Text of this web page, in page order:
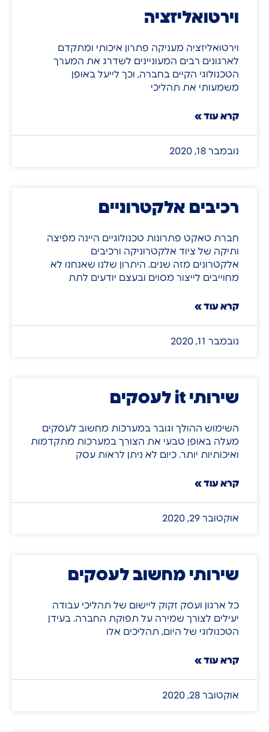
וירטואליזציה
וירטואליזציה מעניקה פתרון איכותי ומתקדם
לארגונים רבים המעוניינים לשדרג את המערך
הטכנולוגי הקיים בחברה, וכך לייעל באופן
משמעותי את תהליכי
קרא עוד »
נובמבר 18, 2020
רכיבים אלקטרוניים
חברת טאקט פתרונות טכנולוגיים היינה מפיצה
ותיקה של ציוד אלקטרוניקה ורכיבים
אלקטרונים מזה שנים. היתרון שלנו שאנחנו לא
מחוייבים לייצור מסוים ובעצם יודעים לתת
קרא עוד »
נובמבר 11, 2020
שירותי it לעסקים
השימוש ההולך וגובר במערכות מחשוב לעסקים
מעלה באופן טבעי את הצורך במערכות מתקדמות
ואיכותיות יותר. כיום לא ניתן לראות עסק
קרא עוד »
אוקטובר 29, 2020
שירותי מחשוב לעסקים
כל ארגון ועסק זקוק ליישום של תהליכי עבודה
יעילים לצורך שמירה על תפוקת החברה. בעידן
הטכנולוגי של היום, תהליכים אלו
קרא עוד »
אוקטובר 28, 2020